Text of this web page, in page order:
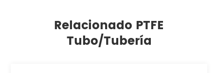
Relacionado PTFE
Tubo/Tubería